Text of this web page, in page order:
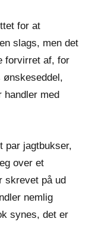
for at
slags, men det
forvirret af, for
ønskeseddel,
handler med
par jagtbukser,
over et
skrevet på ud
nemlig
synes, det er